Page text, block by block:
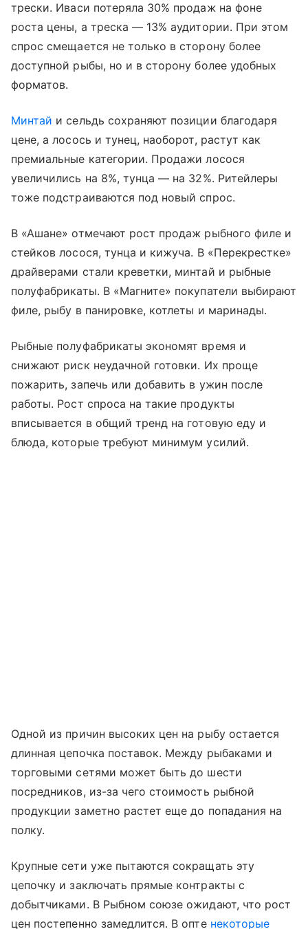
трески. Иваси потеряла 30% продаж на фоне
роста цены, а треска — 13% аудитории. При этом
спрос смещается не только в сторону более
доступной рыбы, но и в сторону более удобных
форматов.
Минтай и сельдь сохраняют позиции благодаря
цене, а лосось и тунец, наоборот, растут как
премиальные категории. Продажи лосося
увеличились на 8%, тунца — на 32%. Ритейлеры
тоже подстраиваются под новый спрос.
В «Ашане» отмечают рост продаж рыбного филе и
стейков лосося, тунца и кижуча. В «Перекрестке»
драйверами стали креветки, минтай и рыбные
полуфабрикаты. В «Магните» покупатели выбирают
филе, рыбу в панировке, котлеты и маринады.
Рыбные полуфабрикаты экономят время и
снижают риск неудачной готовки. Их проще
пожарить, запечь или добавить в ужин после
работы. Рост спроса на такие продукты
вписывается в общий тренд на готовую еду и
блюда, которые требуют минимум усилий.
Одной из причин высоких цен на рыбу остается
длинная цепочка поставок. Между рыбаками и
торговыми сетями может быть до шести
посредников, из-за чего стоимость рыбной
продукции заметно растет еще до попадания на
полку.
Крупные сети уже пытаются сокращать эту
цепочку и заключать прямые контракты с
добытчиками. В Рыбном союзе ожидают, что рост
цен постепенно замедлится. В опте некоторые